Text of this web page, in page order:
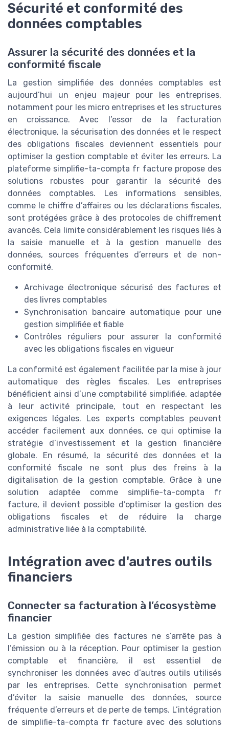
Sécurité et conformité des
données comptables
Assurer la sécurité des données et la
conformité fiscale
La gestion simplifiée des données comptables est
aujourd’hui un enjeu majeur pour les entreprises,
notamment pour les micro entreprises et les structures
en croissance. Avec l’essor de la facturation
électronique, la sécurisation des données et le respect
des obligations fiscales deviennent essentiels pour
optimiser la gestion comptable et éviter les erreurs. La
plateforme simplifie-ta-compta fr facture propose des
solutions robustes pour garantir la sécurité des
données comptables. Les informations sensibles,
comme le chiffre d’affaires ou les déclarations fiscales,
sont protégées grâce à des protocoles de chiffrement
avancés. Cela limite considérablement les risques liés à
la saisie manuelle et à la gestion manuelle des
données, sources fréquentes d’erreurs et de non-
conformité.
Archivage électronique sécurisé des factures et
des livres comptables
Synchronisation bancaire automatique pour une
gestion simplifiée et fiable
Contrôles réguliers pour assurer la conformité
avec les obligations fiscales en vigueur
La conformité est également facilitée par la mise à jour
automatique des règles fiscales. Les entreprises
bénéficient ainsi d’une comptabilité simplifiée, adaptée
à leur activité principale, tout en respectant les
exigences légales. Les experts comptables peuvent
accéder facilement aux données, ce qui optimise la
stratégie d’investissement et la gestion financière
globale. En résumé, la sécurité des données et la
conformité fiscale ne sont plus des freins à la
digitalisation de la gestion comptable. Grâce à une
solution adaptée comme simplifie-ta-compta fr
facture, il devient possible d’optimiser la gestion des
obligations fiscales et de réduire la charge
administrative liée à la comptabilité.
Intégration avec d'autres outils
financiers
Connecter sa facturation à l’écosystème
financier
La gestion simplifiée des factures ne s’arrête pas à
l’émission ou à la réception. Pour optimiser la gestion
comptable et financière, il est essentiel de
synchroniser les données avec d’autres outils utilisés
par les entreprises. Cette synchronisation permet
d’éviter la saisie manuelle des données, source
fréquente d’erreurs et de perte de temps. L’intégration
de simplifie-ta-compta fr facture avec des solutions